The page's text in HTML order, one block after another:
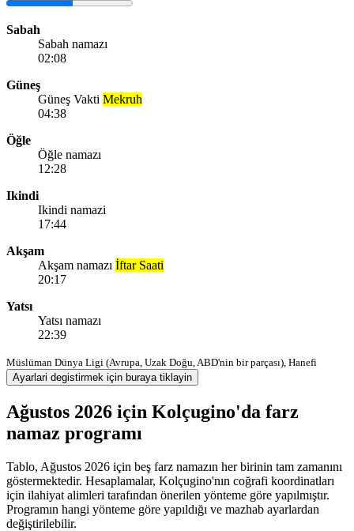
Sabah
Sabah namazı
02:08
Güneş
Güneş Vakti Mekruh
04:38
Öğle
Öğle namazı
12:28
Ikindi
Ikindi namazi
17:44
Akşam
Akşam namazı İftar Saati
20:17
Yatsı
Yatsı namazı
22:39
Müslüman Dünya Ligi (Avrupa, Uzak Doğu, ABD'nin bir parçası), Hanefi
Ayarlari degistirmek için buraya tiklayin
Ağustos 2026 için Kolçugino'da farz
namaz programı
Tablo, Ağustos 2026 için beş farz namazın her birinin tam zamanını
göstermektedir. Hesaplamalar, Kolçugino'nın coğrafi koordinatları
için ilahiyat alimleri tarafından önerilen yönteme göre yapılmıştır.
Programın hangi yönteme göre yapıldığı ve mazhab ayarlardan
değiştirilebilir.